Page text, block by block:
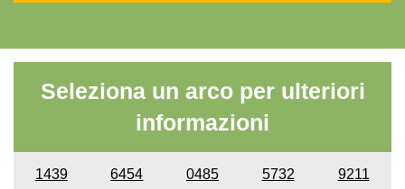
Seleziona un arco per ulteriori
informazioni
1439 6454 0485 5732 9211